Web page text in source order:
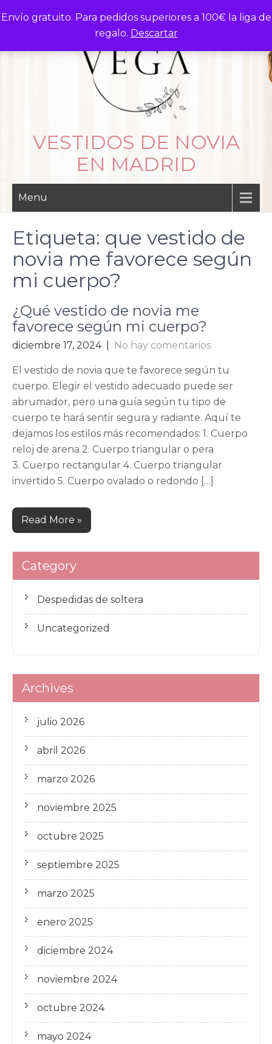
Envío gratuito. Para pedidos superiores a 100€ la liga de
regalo. Descartar
to
VESTIDOS DE NOVIA
EN MADRID
Menu
Etiqueta: que vestido de
novia me favorece según
mi cuerpo?
¿Qué vestido de novia me
favorece según mi cuerpo?
diciembre 17, 2024 No hay comentarios
El vestido de novia que te favorece según tu
cuerpo. Elegir el vestido adecuado puede ser
abrumador, pero una guía según tu tipo de
cuerpo te hará sentir segura y radiante. Aquí te
dejamos los estilos más recomendados: 1. Cuerpo
reloj de arena 2. Cuerpo triangular o pera
3. Cuerpo rectangular 4. Cuerpo triangular
invertido 5. Cuerpo ovalado o redondo […]
Read More »
Category
Despedidas de soltera
Uncategorized
Archives
julio 2026
abril 2026
marzo 2026
noviembre 2025
octubre 2025
septiembre 2025
marzo 2025
enero 2025
diciembre 2024
noviembre 2024
octubre 2024
mayo 2024